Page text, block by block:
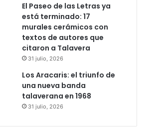
El Paseo de las Letras ya
está terminado: 17
murales cerámicos con
textos de autores que
citaron a Talavera
31 julio, 2026
Los Aracaris: el triunfo de
una nueva banda
talaverana en 1968
31 julio, 2026